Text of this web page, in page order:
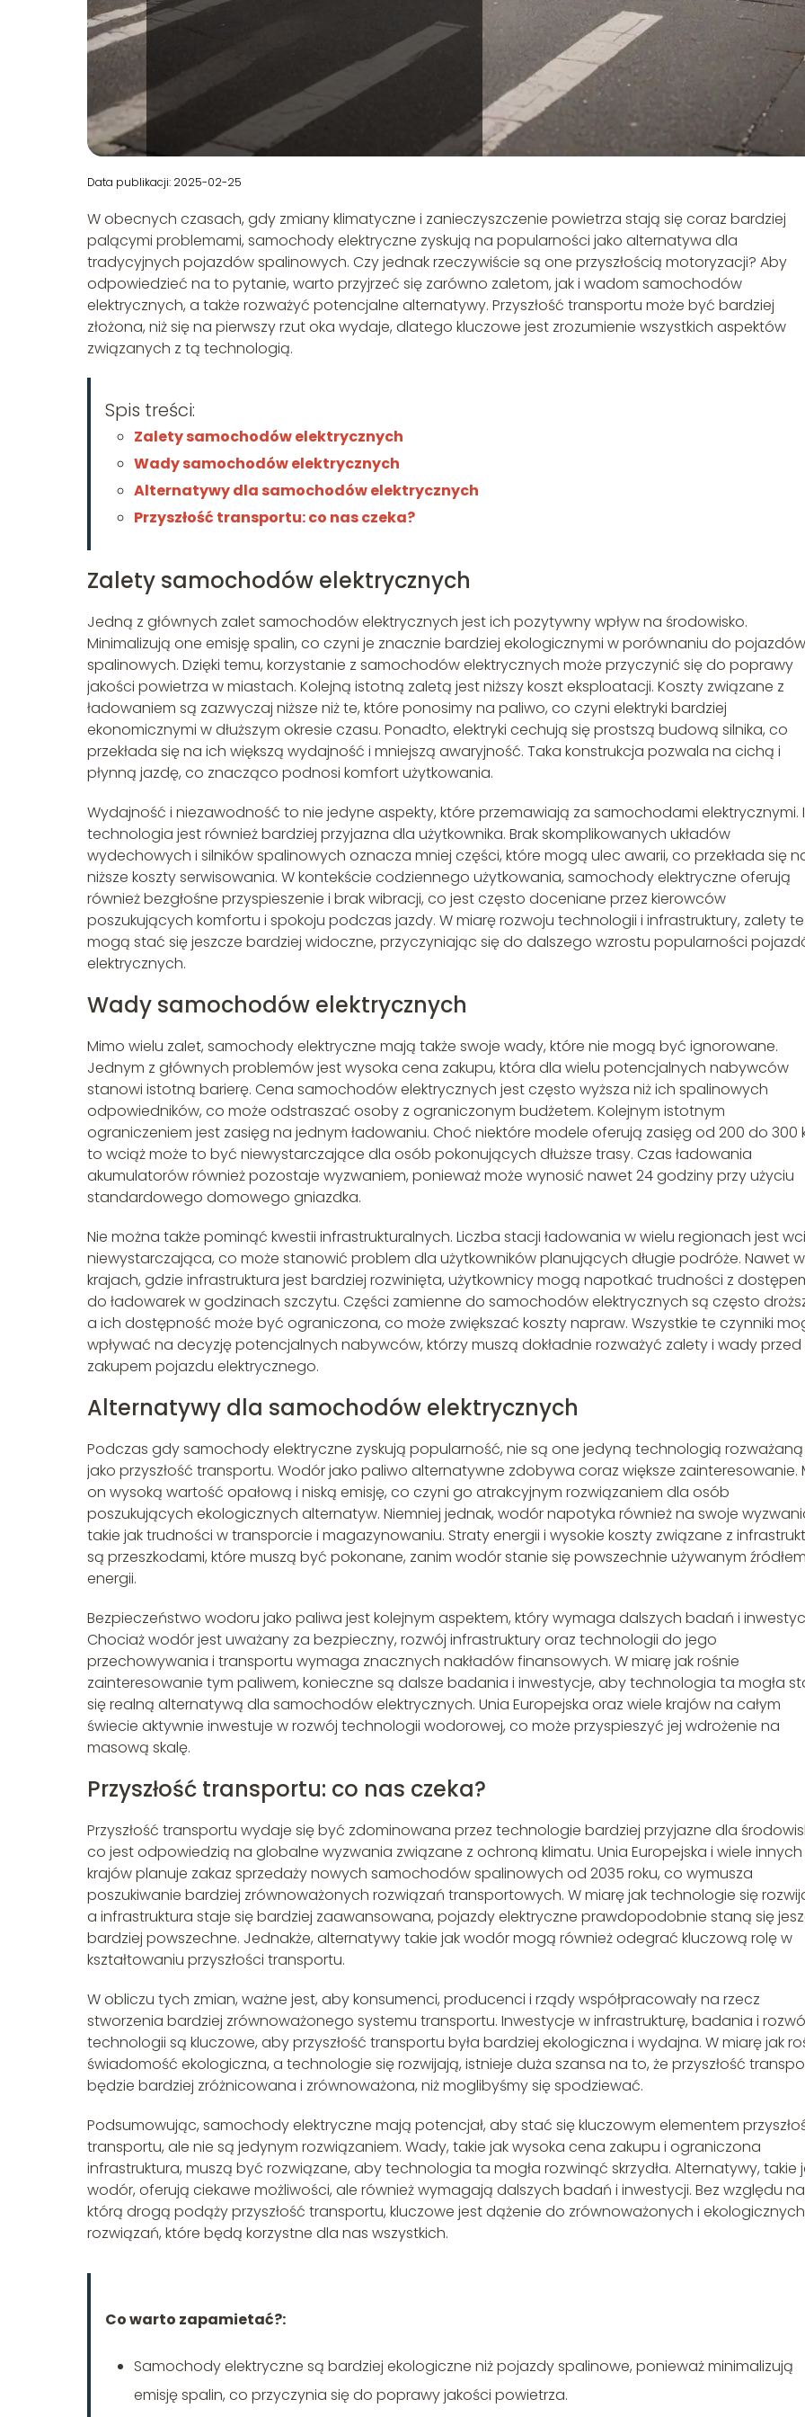
Data publikacji: 2025-02-25
W obecnych czasach, gdy zmiany klimatyczne i zanieczyszczenie powietrza stają się coraz bardziej
palącymi problemami, samochody elektryczne zyskują na popularności jako alternatywa dla
tradycyjnych pojazdów spalinowych. Czy jednak rzeczywiście są one przyszłością motoryzacji? Aby
odpowiedzieć na to pytanie, warto przyjrzeć się zarówno zaletom, jak i wadom samochodów
elektrycznych, a także rozważyć potencjalne alternatywy. Przyszłość transportu może być bardziej
złożona, niż się na pierwszy rzut oka wydaje, dlatego kluczowe jest zrozumienie wszystkich aspektów
związanych z tą technologią.
Spis treści:
Zalety samochodów elektrycznych
Wady samochodów elektrycznych
Alternatywy dla samochodów elektrycznych
Przyszłość transportu: co nas czeka?
Zalety samochodów elektrycznych
Jedną z głównych zalet samochodów elektrycznych jest ich pozytywny wpływ na środowisko.
Minimalizują one emisję spalin, co czyni je znacznie bardziej ekologicznymi w porównaniu do pojazdów
spalinowych. Dzięki temu, korzystanie z samochodów elektrycznych może przyczynić się do poprawy
jakości powietrza w miastach. Kolejną istotną zaletą jest niższy koszt eksploatacji. Koszty związane z
ładowaniem są zazwyczaj niższe niż te, które ponosimy na paliwo, co czyni elektryki bardziej
ekonomicznymi w dłuższym okresie czasu. Ponadto, elektryki cechują się prostszą budową silnika, co
przekłada się na ich większą wydajność i mniejszą awaryjność. Taka konstrukcja pozwala na cichą i
płynną jazdę, co znacząco podnosi komfort użytkowania.
Wydajność i niezawodność to nie jedyne aspekty, które przemawiają za samochodami elektrycznymi.
technologia jest również bardziej przyjazna dla użytkownika. Brak skomplikowanych układów
wydechowych i silników spalinowych oznacza mniej części, które mogą ulec awarii, co przekłada się
niższe koszty serwisowania. W kontekście codziennego użytkowania, samochody elektryczne oferują
również bezgłośne przyspieszenie i brak wibracji, co jest często doceniane przez kierowców
poszukujących komfortu i spokoju podczas jazdy. W miarę rozwoju technologii i infrastruktury, zalety te
mogą stać się jeszcze bardziej widoczne, przyczyniając się do dalszego wzrostu popularności
elektrycznych.
Wady samochodów elektrycznych
Mimo wielu zalet, samochody elektryczne mają także swoje wady, które nie mogą być ignorowane.
Jednym z głównych problemów jest wysoka cena zakupu, która dla wielu potencjalnych nabywców
stanowi istotną barierę. Cena samochodów elektrycznych jest często wyższa niż ich spalinowych
odpowiedników, co może odstraszać osoby z ograniczonym budżetem. Kolejnym istotnym
ograniczeniem jest zasięg na jednym ładowaniu. Choć niektóre modele oferują zasięg od 200 do 300
to wciąż może to być niewystarczające dla osób pokonujących dłuższe trasy. Czas ładowania
akumulatorów również pozostaje wyzwaniem, ponieważ może wynosić nawet 24 godziny przy użyciu
standardowego domowego gniazdka.
Nie można także pominąć kwestii infrastrukturalnych. Liczba stacji ładowania w wielu regionach jest
niewystarczająca, co może stanowić problem dla użytkowników planujących długie podróże. Nawet w
krajach, gdzie infrastruktura jest bardziej rozwinięta, użytkownicy mogą napotkać trudności z
do ładowarek w godzinach szczytu. Części zamienne do samochodów elektrycznych są często
a ich dostępność może być ograniczona, co może zwiększać koszty napraw. Wszystkie te czynniki
wpływać na decyzję potencjalnych nabywców, którzy muszą dokładnie rozważyć zalety i wady przed
zakupem pojazdu elektrycznego.
Alternatywy dla samochodów elektrycznych
Podczas gdy samochody elektryczne zyskują popularność, nie są one jedyną technologią rozważaną
jako przyszłość transportu. Wodór jako paliwo alternatywne zdobywa coraz większe zainteresowanie.
on wysoką wartość opałową i niską emisję, co czyni go atrakcyjnym rozwiązaniem dla osób
poszukujących ekologicznych alternatyw. Niemniej jednak, wodór napotyka również na swoje
takie jak trudności w transporcie i magazynowaniu. Straty energii i wysokie koszty związane z
są przeszkodami, które muszą być pokonane, zanim wodór stanie się powszechnie używanym źródłem
energii.
Bezpieczeństwo wodoru jako paliwa jest kolejnym aspektem, który wymaga dalszych badań i
Chociaż wodór jest uważany za bezpieczny, rozwój infrastruktury oraz technologii do jego
przechowywania i transportu wymaga znacznych nakładów finansowych. W miarę jak rośnie
zainteresowanie tym paliwem, konieczne są dalsze badania i inwestycje, aby technologia ta mogła
się realną alternatywą dla samochodów elektrycznych. Unia Europejska oraz wiele krajów na całym
świecie aktywnie inwestuje w rozwój technologii wodorowej, co może przyspieszyć jej wdrożenie na
masową skalę.
Przyszłość transportu: co nas czeka?
Przyszłość transportu wydaje się być zdominowana przez technologie bardziej przyjazne dla
co jest odpowiedzią na globalne wyzwania związane z ochroną klimatu. Unia Europejska i wiele innych
krajów planuje zakaz sprzedaży nowych samochodów spalinowych od 2035 roku, co wymusza
poszukiwanie bardziej zrównoważonych rozwiązań transportowych. W miarę jak technologie się
a infrastruktura staje się bardziej zaawansowana, pojazdy elektryczne prawdopodobnie staną się
bardziej powszechne. Jednakże, alternatywy takie jak wodór mogą również odegrać kluczową rolę w
kształtowaniu przyszłości transportu.
W obliczu tych zmian, ważne jest, aby konsumenci, producenci i rządy współpracowały na rzecz
stworzenia bardziej zrównoważonego systemu transportu. Inwestycje w infrastrukturę, badania i
technologii są kluczowe, aby przyszłość transportu była bardziej ekologiczna i wydajna. W miarę jak
świadomość ekologiczna, a technologie się rozwijają, istnieje duża szansa na to, że przyszłość
będzie bardziej zróżnicowana i zrównoważona, niż moglibyśmy się spodziewać.
Podsumowując, samochody elektryczne mają potencjał, aby stać się kluczowym elementem
transportu, ale nie są jedynym rozwiązaniem. Wady, takie jak wysoka cena zakupu i ograniczona
infrastruktura, muszą być rozwiązane, aby technologia ta mogła rozwinąć skrzydła. Alternatywy, takie
wodór, oferują ciekawe możliwości, ale również wymagają dalszych badań i inwestycji. Bez względu
którą drogą podąży przyszłość transportu, kluczowe jest dążenie do zrównoważonych i ekologicznych
rozwiązań, które będą korzystne dla nas wszystkich.
Co warto zapamietać?:
Samochody elektryczne są bardziej ekologiczne niż pojazdy spalinowe, ponieważ minimalizują
emisję spalin, co przyczynia się do poprawy jakości powietrza.